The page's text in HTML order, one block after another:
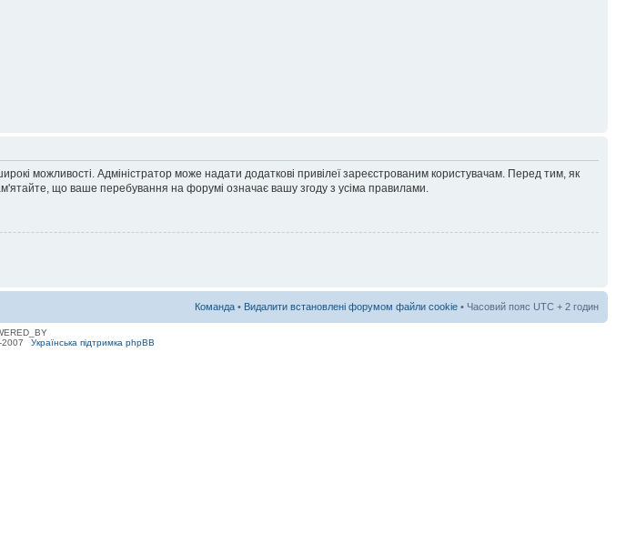
можливості. Адміністратор може надати додаткові привілеї зареєстрованим користувачам. Перед тим, як
що ваше перебування на форумі означає вашу згоду з усіма правилами.
Команда • Видалити встановлені форумом файли cookie • Часовий пояс UTC + 2 годин
2007
Українська підтримка phpBB